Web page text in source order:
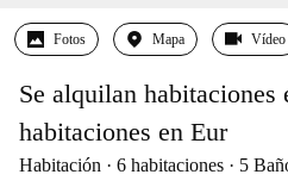
Fotos Mapa Vídeo
Se alquilan habitaciones
habitaciones en Eur
Habitación 6 habitaciones 5